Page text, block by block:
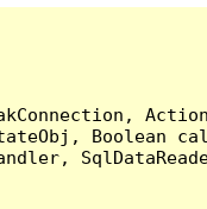
Boolean